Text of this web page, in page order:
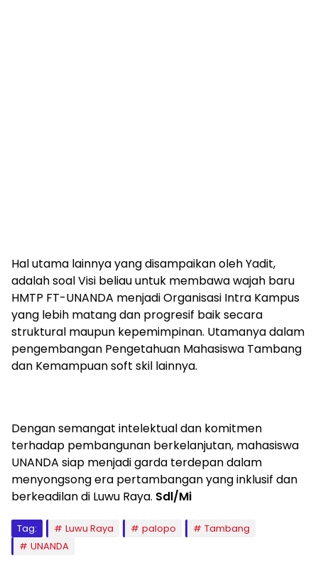
Hal utama lainnya yang disampaikan oleh Yadit,
adalah soal Visi beliau untuk membawa wajah baru
HMTP FT-UNANDA menjadi Organisasi Intra Kampus
yang lebih matang dan progresif baik secara
struktural maupun kepemimpinan. Utamanya dalam
pengembangan Pengetahuan Mahasiswa Tambang
dan Kemampuan soft skil lainnya.
Dengan semangat intelektual dan komitmen
terhadap pembangunan berkelanjutan, mahasiswa
UNANDA siap menjadi garda terdepan dalam
menyongsong era pertambangan yang inklusif dan
berkeadilan di Luwu Raya. Sdl/Mi
Tag: Luwu Raya palopo
Tambang
UNANDA